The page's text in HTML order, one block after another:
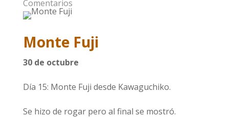
Comentarios
Monte Fuji
30 de octubre
Día 15: Monte Fuji desde Kawaguchiko.
Se hizo de rogar pero al final se mostró.